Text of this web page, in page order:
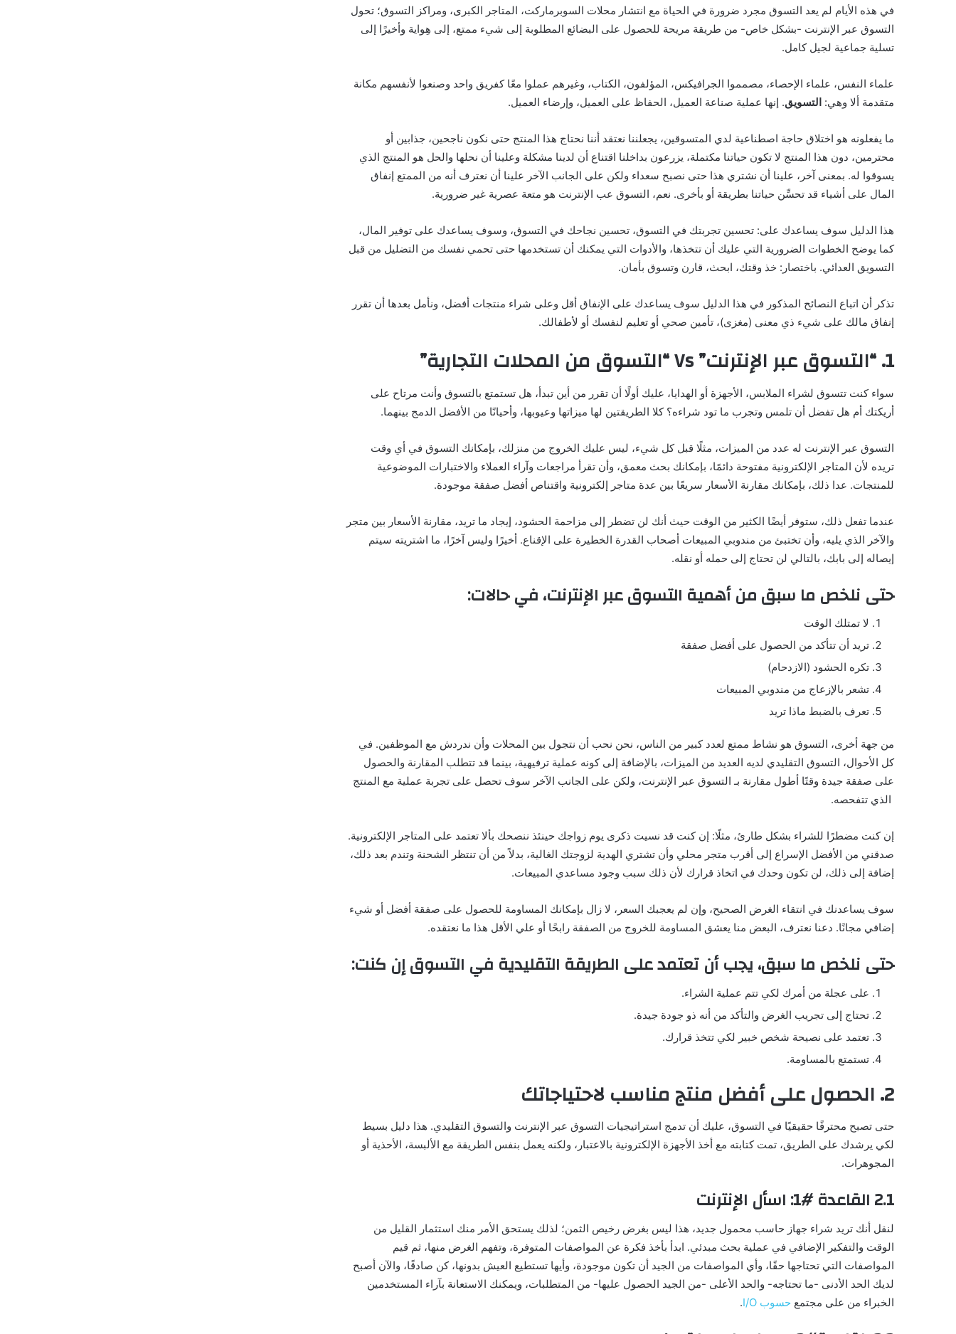
في هذه الأيام لم يعد التسوق مجرد ضرورة في الحياة مع انتشار محلات السوبرماركت، المتاجر الكبرى، ومراكز التسوق؛ تحول
التسوق عبر الإنترنت -بشكل خاص- من طريقة مريحة للحصول على البضائع المطلوبة إلى شيء ممتع، إلى هِواية وأخيرًا إلى
تسلية جماعية لجيل كامل.
علماء النفس، علماء الإحصاء، مصمموا الجرافيكس، المؤلفون، الكتاب، وغيرهم عملوا معًا كفريق واحد وصنعوا لأنفسهم مكانة
متقدمة ألا وهي: التسويق. إنها عملية صناعة العميل، الحفاظ على العميل، وإرضاء العميل.
ما يفعلونه هو اختلاق حاجة اصطناعية لدي المتسوقين، يجعلننا نعتقد أننا نحتاج هذا المنتج حتى نكون ناجحين، جذابين أو
محترمين، دون هذا المنتج لا تكون حياتنا مكتملة، يزرعون بداخلنا اقتناع أن لدينا مشكلة وعلينا أن نحلها والحل هو المنتج الذي
يسوقوا له. بمعنى آخر، علينا أن نشتري هذا حتى نصبح سعداء ولكن على الجانب الآخر علينا أن نعترف أنه من الممتع إنفاق
المال على أشياء قد تحسِّن حياتنا بطريقة أو بأخرى. نعم، التسوق عب الإنترنت هو متعة عصرية غير ضرورية.
هذا الدليل سوف يساعدك على: تحسين تجربتك في التسوق، تحسين نجاحك في التسوق، وسوف يساعدك على توفير المال،
كما يوضح الخطوات الضرورية التي عليك أن تتخذها، والأدوات التي يمكنك أن تستخدمها حتى تحمي نفسك من التضليل من قبل
التسويق العدائي. باختصار: خذ وقتك، ابحث، قارن وتسوق بأمان.
تذكر أن اتباع النصائح المذكور في هذا الدليل سوف يساعدك على الإنفاق أقل وعلى شراء منتجات أفضل، ونأمل بعدها أن تقرر
إنفاق مالك على شيء ذي معنى (مغزى)، تأمين صحي أو تعليم لنفسك أو لأطفالك.
1. “التسوق عبر الإنترنت” Vs “التسوق من المحلات التجارية”
سواء كنت تتسوق لشراء الملابس، الأجهزة أو الهدايا، عليك أولًا أن تقرر من أين تبدأ، هل تستمتع بالتسوق وأنت مرتاح على
أريكتك أم هل تفضل أن تلمس وتجرب ما تود شراءه؟ كلا الطريقتين لها ميزاتها وعيوبها، وأحيانًا من الأفضل الدمج بينهما.
التسوق عبر الإنترنت له عدد من الميزات، مثلًا قبل كل شيء، ليس عليك الخروج من منزلك، بإمكانك التسوق في أي وقت
تريده لأن المتاجر الإلكترونية مفتوحة دائمًا، بإمكانك بحث معمق، وأن تقرأ مراجعات وآراء العملاء والاختبارات الموضوعية
للمنتجات. عدا ذلك، بإمكانك مقارنة الأسعار سريعًا بين عدة متاجر إلكترونية واقتناص أفضل صفقة موجودة.
عندما تفعل ذلك، ستوفر أيضًا الكثير من الوقت حيث أنك لن تضطر إلى مزاحمة الحشود، إيجاد ما تريد، مقارنة الأسعار بين متجر
والآخر الذي يليه، وأن تختبئ من مندوبي المبيعات أصحاب القدرة الخطيرة على الإقناع. أخيرًا وليس آخرًا، ما اشتريته سيتم
إيصاله إلى بابك، بالتالي لن تحتاج إلى حمله أو نقله.
حتى نلخص ما سبق من أهمية التسوق عبر الإنترنت، في حالات:
لا تمتلك الوقت
تريد أن تتأكد من الحصول على أفضل صفقة
تكره الحشود (الازدحام)
تشعر بالإزعاج من مندوبي المبيعات
تعرف بالضبط ماذا تريد
من جهة أخرى، التسوق هو نشاط ممتع لعدد كبير من الناس، نحن نحب أن نتجول بين المحلات وأن ندردش مع الموظفين. في
كل الأحوال، التسوق التقليدي لديه العديد من الميزات، بالإضافة إلى كونه عملية ترفيهية، بينما قد تتطلب المقارنة والحصول
على صفقة جيدة وقتًا أطول مقارنة بـ التسوق عبر الإنترنت، ولكن على الجانب الآخر سوف تحصل على تجربة عملية مع المنتج
الذي تتفحصه.
إن كنت مضطرًا للشراء بشكل طارئ، مثلًا: إن كنت قد نسيت ذكرى يوم زواجك حينئذ ننصحك بألا تعتمد على المتاجر الإلكترونية.
صدقني من الأفضل الإسراع إلى أقرب متجر محلي وأن تشتري الهدية لزوجتك الغالية، بدلاً من أن تنتظر الشحنة وتندم بعد ذلك،
إضافة إلى ذلك، لن تكون وحدك في اتخاذ قرارك لأن ذلك سبب وجود مساعدي المبيعات.
سوف يساعدنك في انتقاء الغرض الصحيح، وإن لم يعجبك السعر، لا زال بإمكانك المساومة للحصول على صفقة أفضل أو شيء
إضافي مجانًا. دعنا نعترف، البعض منا يعشق المساومة للخروج من الصفقة رابحًا أو علي الأقل هذا ما نعتقده.
حتى نلخص ما سبق، يجب أن تعتمد على الطريقة التقليدية في التسوق إن كنت:
على عجلة من أمرك لكي تتم عملية الشراء.
تحتاج إلى تجريب الغرض والتأكد من أنه ذو جودة جيدة.
تعتمد على نصيحة شخص خبير لكي تتخذ قرارك.
تستمتع بالمساومة.
2. الحصول على أفضل منتج مناسب لاحتياجاتك
حتى تصبح محترفًا حقيقيًا في التسوق، عليك أن تدمج استراتيجيات التسوق عبر الإنترنت والتسوق التقليدي. هذا دليل بسيط
لكي يرشدك على الطريق، تمت كتابته مع أخذ الأجهزة الإلكترونية بالاعتبار، ولكنه يعمل بنفس الطريقة مع الألبسة، الأحذية أو
المجوهرات.
2.1 القاعدة #1: اسأل الإنترنت
لنقل أنك تريد شراء جهاز حاسب محمول جديد، هذا ليس بغرض رخيص الثمن؛ لذلك يستحق الأمر منك استثمار القليل من
الوقت والتفكير الإضافي في عملية بحث مبدئي. ابدأ بأخذ فكرة عن المواصفات المتوفرة، وتفهم الغرض منها، ثم قيم
المواصفات التي تحتاجها حقًا، وأي المواصفات من الجيد أن تكون موجودة، وأيها تستطيع العيش بدونها، كن صادقًا، والآن أصبح
لديك الحد الأدنى -ما تحتاجه- والحد الأعلى -من الجيد الحصول عليها- من المتطلبات، ويمكنك الاستعانة بآراء المستخدمين
الخبراء من على مجتمع حسوب I/O .